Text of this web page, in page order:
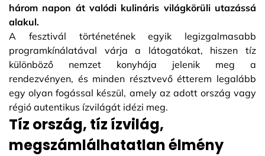
három napon át valódi kulináris világkörüli utazássá
alakul.
A fesztivál történetének egyik legizgalmasabb
programkínálatával várja a látogatókat, hiszen tíz
különböző nemzet konyhája jelenik meg a
rendezvényen, és minden résztvevő étterem legalább
egy olyan fogással készül, amely az adott ország vagy
régió autentikus ízvilágát idézi meg.
Tíz ország, tíz ízvilág,
megszámlálhatatlan élmény